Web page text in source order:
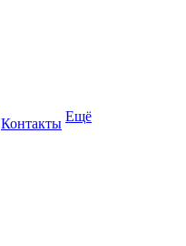
Контакты Ещё